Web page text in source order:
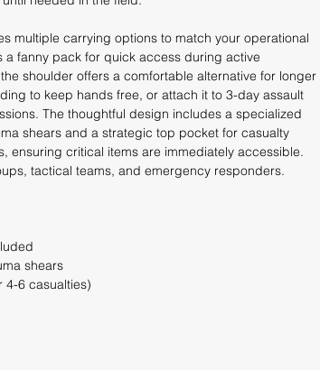
multiple carrying options to match your operational
a fanny pack for quick access during active
shoulder offers a comfortable alternative for longer
to keep hands free, or attach it to 3-day assault
The thoughtful design includes a specialized
shears and a strategic top pocket for casualty
ensuring critical items are immediately accessible.
tactical teams, and emergency responders.
shears
4-6 casualties)